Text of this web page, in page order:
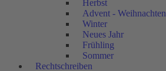
Herbst
Advent - Weihnachten
Winter
Neues Jahr
Frühling
Sommer
Rechtschreiben